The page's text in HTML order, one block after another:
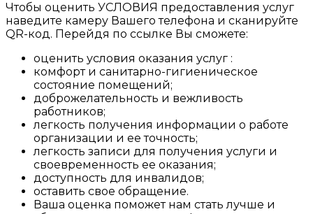
Чтобы оценить УСЛОВИЯ предоставления услуг
наведите камеру Вашего телефона и сканируйте
QR-код. Перейдя по ссылке Вы сможете:
оценить условия оказания услуг :
комфорт и санитарно-гигиеническое
состояние помещений;
доброжелательность и вежливость
работников;
легкость получения информации о работе
организации и ее точность;
легкость записи для получения услуги и
своевременность ее оказания;
доступность для инвалидов;
оставить свое обращение.
Ваша оценка поможет нам стать лучше и